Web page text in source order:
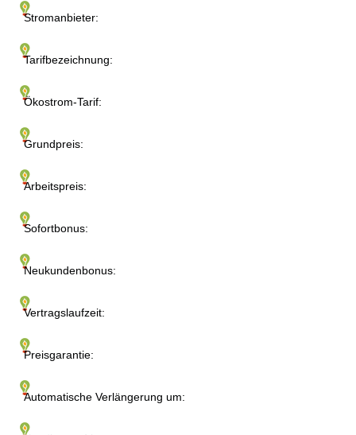
Stromanbieter:
Tarifbezeichnung:
Ökostrom-Tarif:
Grundpreis:
Arbeitspreis:
Sofortbonus:
Neukundenbonus:
Vertragslaufzeit:
Preisgarantie:
Automatische Verlängerung um: